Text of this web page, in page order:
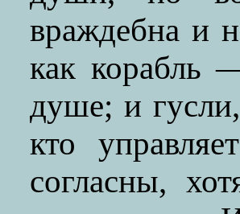
враждебна и
как корабль
душе; и
кто
согласны,